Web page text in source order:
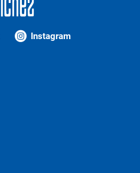
Instagram